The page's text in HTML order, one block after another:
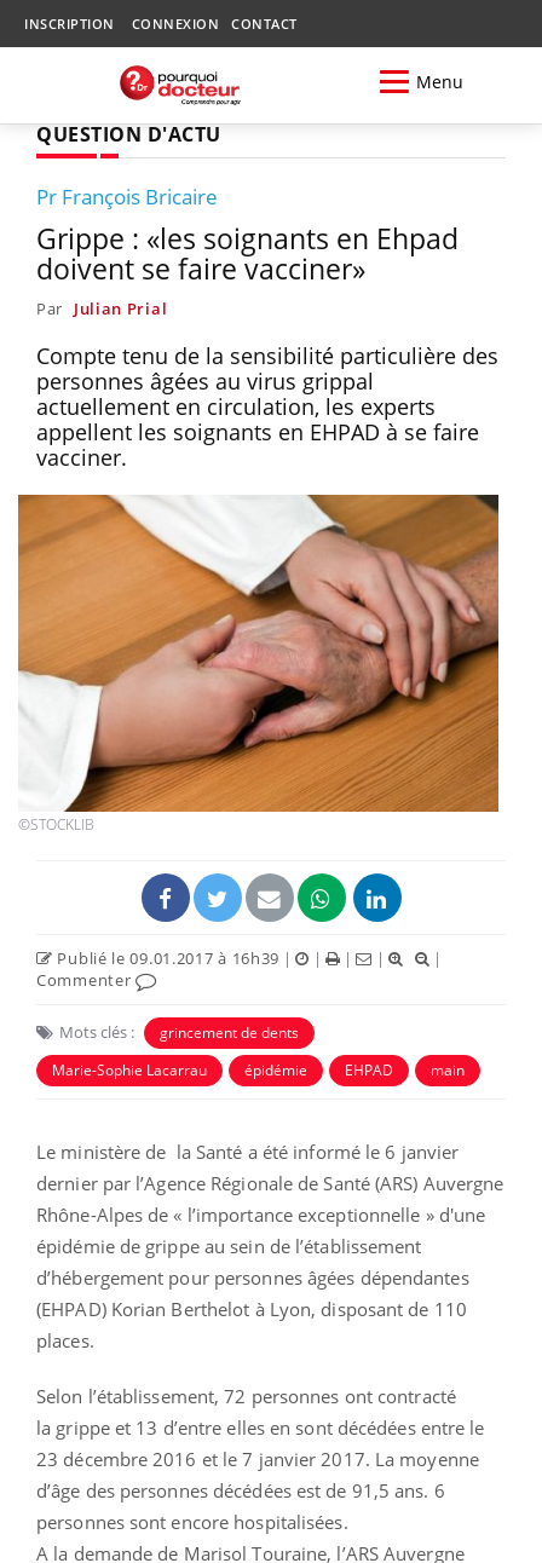
INSCRIPTION CONNEXION CONTACT
Menu
QUESTION D'ACTU
Pr François Bricaire
Grippe : «les soignants en Ehpad
doivent se faire vacciner»
Par Julian Prial
Compte tenu de la sensibilité particulière des
personnes âgées au virus grippal
actuellement en circulation, les experts
appellent les soignants en EHPAD à se faire
vacciner.
©STOCKLIB
Publié le 09.01.2017 à 16h39 | | | |
|
Commenter
Mots clés :
grincement de dents
Marie-Sophie Lacarrau
épidémie EHPAD main
Le ministère de la Santé a été informé le 6 janvier
dernier par l’Agence Régionale de Santé (ARS) Auvergne
Rhône-Alpes de « l’importance exceptionnelle » d'une
épidémie de grippe au sein de l’établissement
d’hébergement pour personnes âgées dépendantes
(EHPAD) Korian Berthelot à Lyon, disposant de 110
places.
Selon l’établissement, 72 personnes ont contracté
la grippe et 13 d’entre elles en sont décédées entre le
23 décembre 2016 et le 7 janvier 2017. La moyenne
d’âge des personnes décédées est de 91,5 ans. 6
personnes sont encore hospitalisées.
A la demande de Marisol Touraine, l’ARS Auvergne